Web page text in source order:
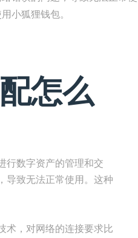
小狐狸钱包。
怎么
行数字资产的管理和交
导致无法正常使用。这种
术，对网络的连接要求比